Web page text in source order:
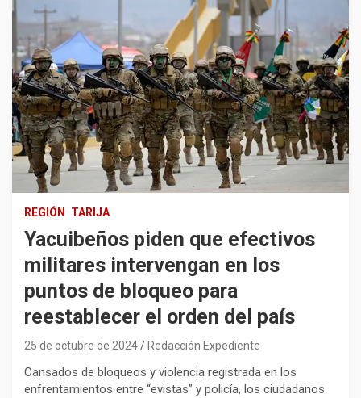
REGIÓN TARIJA
Yacuibeños piden que efectivos
militares intervengan en los
puntos de bloqueo para
reestablecer el orden del país
25 de octubre de 2024 Redacción Expediente
Cansados de bloqueos y violencia registrada en los
enfrentamientos entre “evistas” y policía, los ciudadanos